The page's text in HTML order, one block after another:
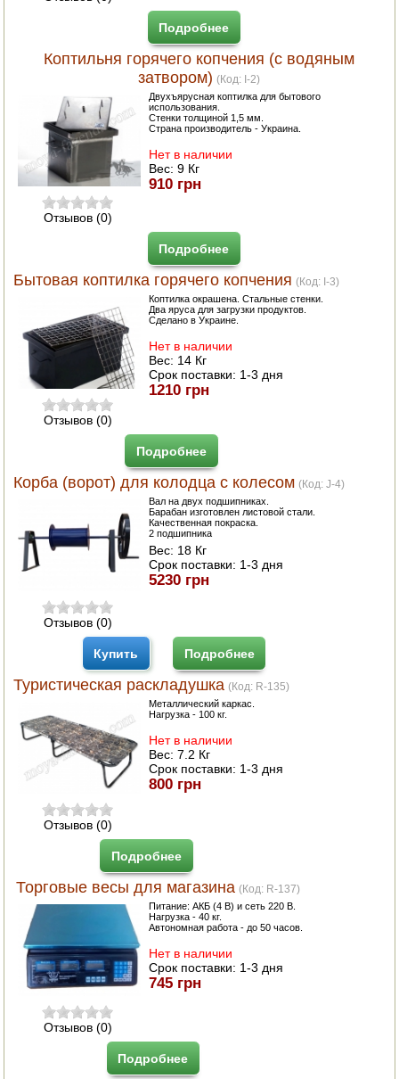
Подробнее
Коптильня горячего копчения (с водяным
затвором) (Код: I-2)
Отзывов (0)
Двухъярусная коптилка для бытового
использования.
Стенки толщиной 1,5 мм.
Страна производитель - Украина.
Нет в наличии
Вес:9 Кг
910 грн
Подробнее
Бытовая коптилка горячего копчения (Код: I-3)
Отзывов (0)
Коптилка окрашена. Стальные стенки.
Два яруса для загрузки продуктов.
Сделано в Украине.
Нет в наличии
Вес: 14 Кг
Срок поставки: 1-3 дня
1210 грн
Подробнее
Корба (ворот) для колодца с колесом (Код:J-4)
Отзывов (0)
Вал на двух подшипниках.
Барабан изготовлен листовой стали.
Качественная покраска.
2 подшипника
Вес: 18 Кг
Срок поставки: 1-3 дня
5230 грн
Купить Подробнее
Туристическая раскладушка (Код: R-135)
Отзывов (0)
Металлический каркас.
Нагрузка - 100 кг.
Нет в наличии
Вес:7.2 Кг
Срок поставки: 1-3 дня
800 грн
Подробнее
Торговые весы для магазина (Код: R-137)
Отзывов (0)
Питание: АКБ (4 В) и сеть 220 В.
Нагрузка - 40 кг.
Автономная работа - до 50 часов.
Нет в наличии
Срок поставки: 1-3 дня
745 грн
Подробнее